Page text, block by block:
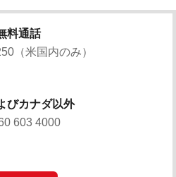
料通話
（米国内のみ）
びカナダ以外
603 4000